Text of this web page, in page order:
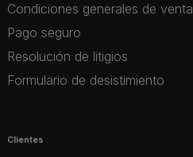
Condiciones generales de venta
Pago seguro
Resolución de litigios
Formulario de desistimiento
Clientes